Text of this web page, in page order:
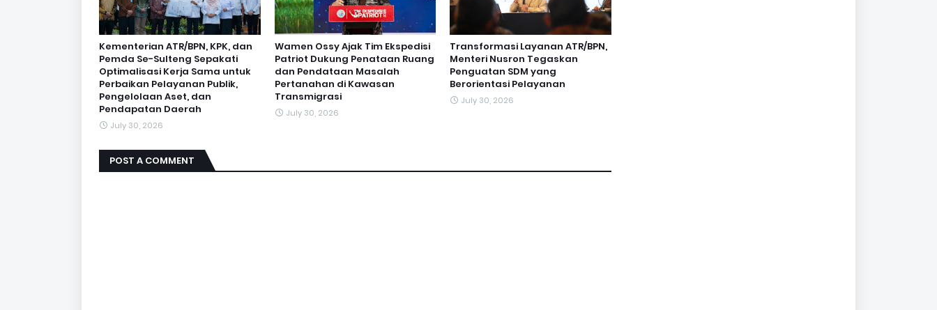
Kementerian ATR/BPN, KPK, dan
Pemda Se-Sulteng Sepakati
Optimalisasi Kerja Sama untuk
Perbaikan Pelayanan Publik,
Pengelolaan Aset, dan
Pendapatan Daerah
July 30, 2026
Wamen Ossy Ajak Tim Ekspedisi
Patriot Dukung Penataan Ruang
dan Pendataan Masalah
Pertanahan di Kawasan
Transmigrasi
July 30, 2026
Transformasi Layanan ATR/BPN,
Menteri Nusron Tegaskan
Penguatan SDM yang
Berorientasi Pelayanan
July 30, 2026
POST A COMMENT